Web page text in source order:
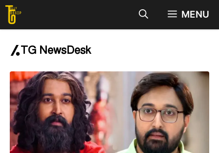
Skip
content
MENU
TG NewsDesk